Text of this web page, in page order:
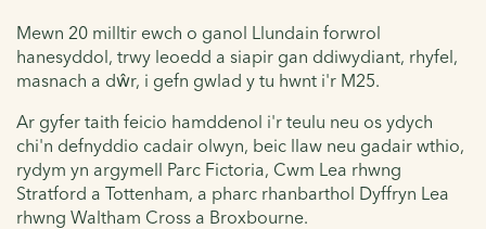
Mewn 20 milltir ewch o ganol Llundain forwrol
hanesyddol, trwy leoedd a siapir gan ddiwydiant, rhyfel,
masnach a dŵr, i gefn gwlad y tu hwnt i'r M25.
Ar gyfer taith feicio hamddenol i'r teulu neu os ydych
chi'n defnyddio cadair olwyn, beic llaw neu gadair wthio,
rydym yn argymell Parc Fictoria, Cwm Lea rhwng
Stratford a Tottenham, a pharc rhanbarthol Dyffryn Lea
rhwng Waltham Cross a Broxbourne.